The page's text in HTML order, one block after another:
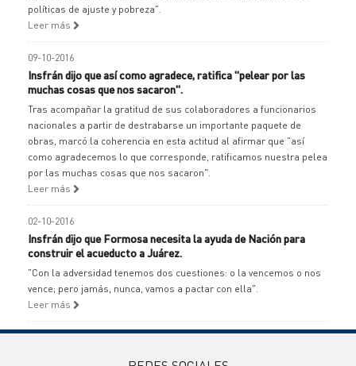
políticas de ajuste y pobreza".
Leer más
09-10-2016
Insfrán dijo que así como agradece, ratifica "pelear por las
muchas cosas que nos sacaron".
Tras acompañar la gratitud de sus colaboradores a funcionarios
nacionales a partir de destrabarse un importante paquete de
obras, marcó la coherencia en esta actitud al afirmar que "así
como agradecemos lo que corresponde, ratificamos nuestra pelea
por las muchas cosas que nos sacaron".
Leer más
02-10-2016
Insfrán dijo que Formosa necesita la ayuda de Nación para
construir el acueducto a Juárez.
"Con la adversidad tenemos dos cuestiones: o la vencemos o nos
vence; pero jamás, nunca, vamos a pactar con ella".
Leer más